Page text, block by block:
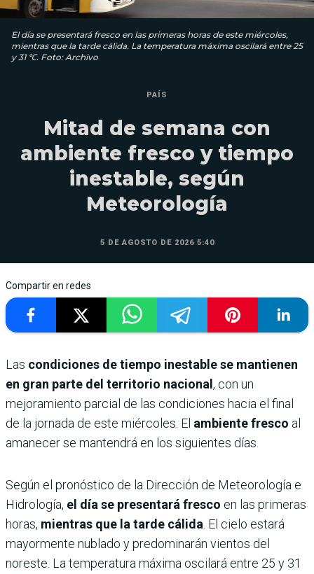
El día se presentará fresco en las primeras horas de este miércoles,
mientras que la tarde cálida. La temperatura máxima oscilará entre 25
y 31 ℃. Foto: Archivo
PAÍS
Mitad de semana con
ambiente fresco y tiempo
inestable, según
Meteorología
5 DE AGOSTO DE 2026 5:40
Compartir en redes
Las condiciones de tiempo inestable se mantienen
en gran parte del territorio nacional , con un
mejoramiento parcial de las condiciones hacia el final
de la jornada de este miércoles. El ambiente fresco al
amanecer se mantendrá en los siguientes días.
Según el pronóstico de la Dirección de Meteorología e
Hidrología, el día se presentará fresco en las primeras
horas, mientras que la tarde cálida . El cielo estará
mayormente nublado y predominarán vientos del
noreste. La temperatura máxima oscilará entre 25 y 31